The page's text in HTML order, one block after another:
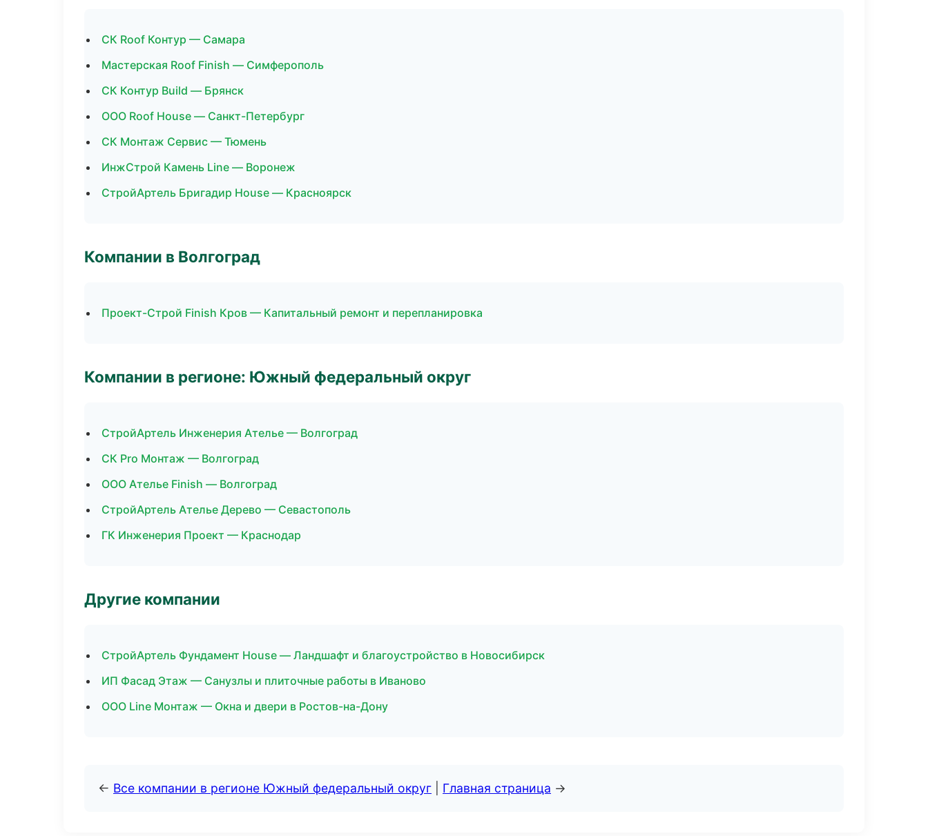
СК Roof Контур — Самара
Мастерская Roof Finish — Симферополь
СК Контур Build — Брянск
ООО Roof House — Санкт-Петербург
СК Монтаж Сервис — Тюмень
ИнжСтрой Камень Line — Воронеж
СтройАртель Бригадир House — Красноярск
Компании в Волгоград
Проект-Строй Finish Кров — Капитальный ремонт и перепланировка
Компании в регионе: Южный федеральный округ
СтройАртель Инженерия Ателье — Волгоград
СК Pro Монтаж — Волгоград
ООО Ателье Finish — Волгоград
СтройАртель Ателье Дерево — Севастополь
ГК Инженерия Проект — Краснодар
Другие компании
СтройАртель Фундамент House — Ландшафт и благоустройство в Новосибирск
ИП Фасад Этаж — Санузлы и плиточные работы в Иваново
ООО Line Монтаж — Окна и двери в Ростов-на-Дону
← Все компании в регионе Южный федеральный округ Главная страница →